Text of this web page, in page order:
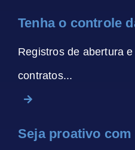
Tenha o controle
Registros de abertura
contratos...
Seja proativo